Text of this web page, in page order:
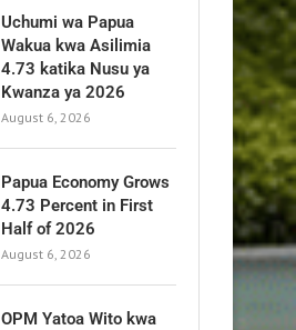
Uchumi wa Papua
Wakua kwa Asilimia
4.73 katika Nusu ya
Kwanza ya 2026
August 6, 2026
Papua Economy Grows
4.73 Percent in First
Half of 2026
August 6, 2026
OPM Yatoa Wito kwa